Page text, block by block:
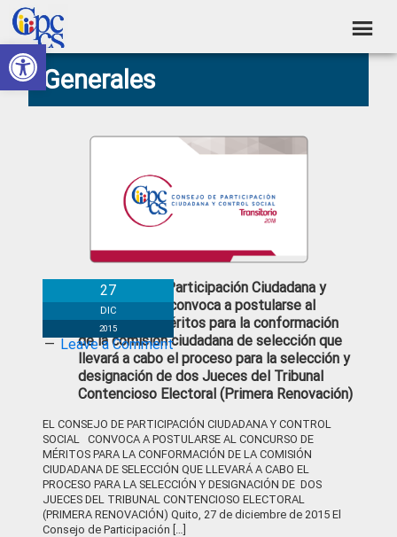
Abrir barra de herramientas
Skip
to
primary
navigation
Skip
to
main
content
Skip
to
primary
sidebar
Skip
to
footer
Consejo
de
Ciudadana
Construyendo
Poder
Ciudadano
Generales
El Consejo de Participación Ciudadana y
Control Social convoca a postularse al
concurso de méritos para la conformación
de la comisión ciudadana de selección que
llevará a cabo el proceso para la selección y
designación de dos Jueces del Tribunal
Contencioso Electoral (Primera Renovación)
27
DIC
2015
Leave a Comment
EL CONSEJO DE PARTICIPACIÓN CIUDADANA Y CONTROL
SOCIAL CONVOCA A POSTULARSE AL CONCURSO DE
MÉRITOS PARA LA CONFORMACIÓN DE LA COMISIÓN
CIUDADANA DE SELECCIÓN QUE LLEVARÁ A CABO EL
PROCESO PARA LA SELECCIÓN Y DESIGNACIÓN DE DOS
JUECES DEL TRIBUNAL CONTENCIOSO ELECTORAL
(PRIMERA RENOVACIÓN) Quito, 27 de diciembre de 2015 El
Consejo de Participación […]